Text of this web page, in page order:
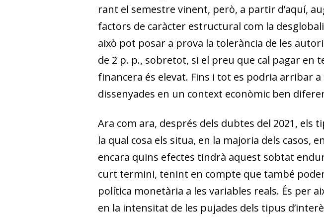
rant el semestre vinent, però, a partir d’aquí,
factors de caràcter estructural com la
això pot posar a prova la tolerància de les
de 2 p. p., sobretot, si el preu que cal pagar en
financera és elevat. Fins i tot es podria arribar
dissenyades en un context econòmic ben
Ara com ara, després dels dubtes del 2021, els
la qual cosa els situa, en la majoria dels casos,
encara quins efectes tindrà aquest sobtat
curt termini, tenint en compte que també
política monetària a les variables reals. És per
en la intensitat de les pujades dels tipus